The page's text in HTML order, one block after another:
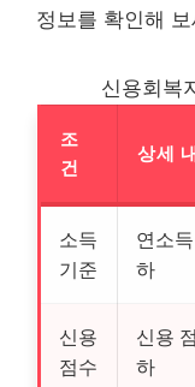
정보를 확인해
신용회복
조
건
상세
소득
기준
연소
하
신용
점수
신용
하